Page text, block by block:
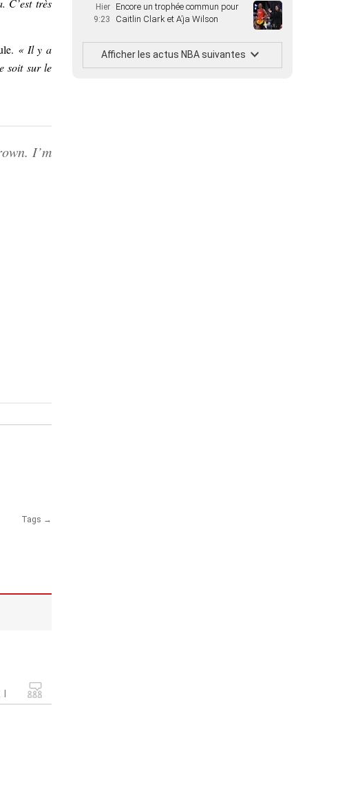
« Il y a
soit sur le
I’m
Tags →
|
Hier
9:23
Encore un trophée commun pour
Caitlin Clark et A’ja Wilson
Afficher les actus NBA suivantes